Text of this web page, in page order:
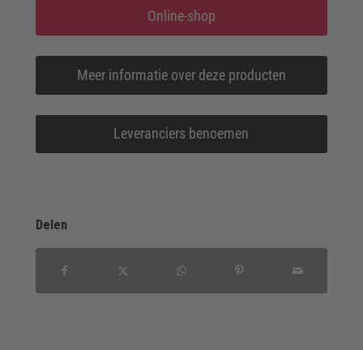
Online-shop
Meer informatie over deze producten
Leveranciers benoemen
Delen